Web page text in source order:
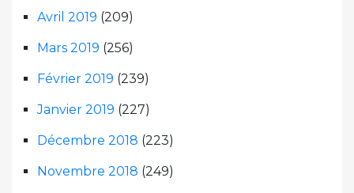
Avril 2019 (209)
Mars 2019 (256)
Février 2019 (239)
Janvier 2019 (227)
Décembre 2018 (223)
Novembre 2018 (249)